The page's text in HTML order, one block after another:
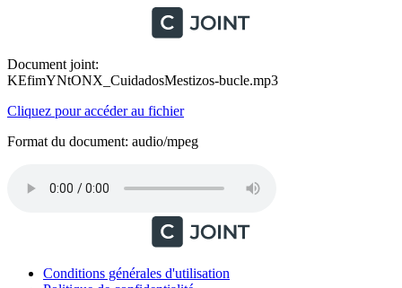
Document joint:
KEfimYNtONX_CuidadosMestizos-bucle.mp3
Cliquez pour accéder au fichier
Format du document: audio/mpeg
Conditions générales d'utilisation